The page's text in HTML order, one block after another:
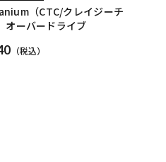
（CTC/クレイジーチ
オーバードライブ
（税込）